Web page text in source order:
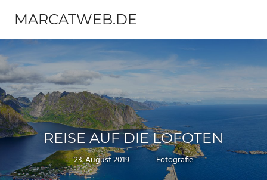
Inhalt
springen
MARCATWEB.DE
Fotografie
&
Reise
REISE AUF DIE LOFOTEN
23. August 2019 Marc
Fotografie